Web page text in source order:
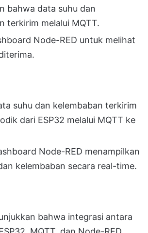
bahwa data suhu dan
terkirim melalui MQTT.
Node-RED untuk melihat
suhu dan kelembaban terkirim
dari ESP32 melalui MQTT ke
Node-RED menampilkan
kelembaban secara real-time.
bahwa integrasi antara